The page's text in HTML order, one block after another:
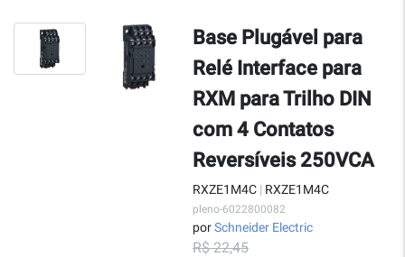
Base Plugável para
Relé Interface para
RXM para Trilho DIN
com 4 Contatos
Reversíveis 250VCA
RXZE1M4C | RXZE1M4C
pleno-6022800082
porSchneider Electric
R$ 22,45